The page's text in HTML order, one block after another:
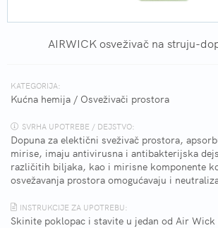
AIRWICK osveživač na struju-
KATEGORIJA:
Kućna hemija / Osveživači prostora
SVRHA UPOTREBE / DEJSTVO:
Dopuna za elektični sveživač prostora,
mirise, imaju antivirusna i antibakterijska
različitih biljaka, kao i mirisne komponente
osvežavanja prostora omogućavaju i
INSTRUKCIJE ZA UPOTREBU:
Skinite poklopac i stavite u jedan od Air Wick